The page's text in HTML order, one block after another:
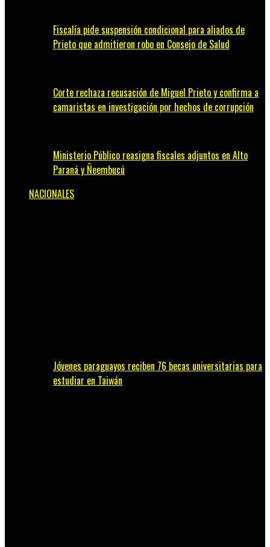
Fiscalía pide suspensión condicional para aliados de
Prieto que admitieron robo en Consejo de Salud
Corte rechaza recusación de Miguel Prieto y confirma a
camaristas en investigación por hechos de corrupción
Ministerio Público reasigna fiscales adjuntos en Alto
Paraná y Ñeembucú
NACIONALES
Jóvenes paraguayos reciben 76 becas universitarias para
estudiar en Taiwán